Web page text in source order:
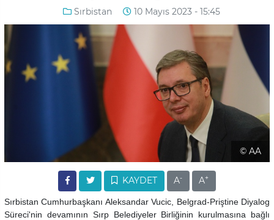
Sırbistan 10 Mayıs 2023 - 15:45
© AA
KAYDET A- A+
Sırbistan Cumhurbaşkanı Aleksandar Vucic, Belgrad-Priştine Diyalog
Süreci'nin devamının Sırp Belediyeler Birliğinin kurulmasına bağlı